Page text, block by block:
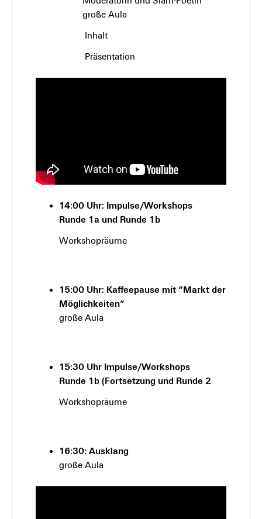
große Aula
Inhalt
Präsentation
14:00 Uhr: Impulse/Workshops
Runde 1a und Runde 1b
Workshopräume
15:00 Uhr: Kaffeepause mit “Markt der
Möglichkeiten”
große Aula
15:30 Uhr Impulse/Workshops
Runde 1b (Fortsetzung und Runde 2
Workshopräume
16:30: Ausklang
große Aula